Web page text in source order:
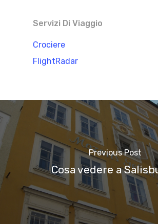
Servizi Di Viaggio
Crociere
FlightRadar
Previous Post
Cosa vedere a